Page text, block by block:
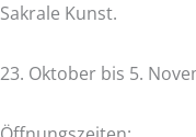
Sakrale Kunst.
23. Oktober bis 5.